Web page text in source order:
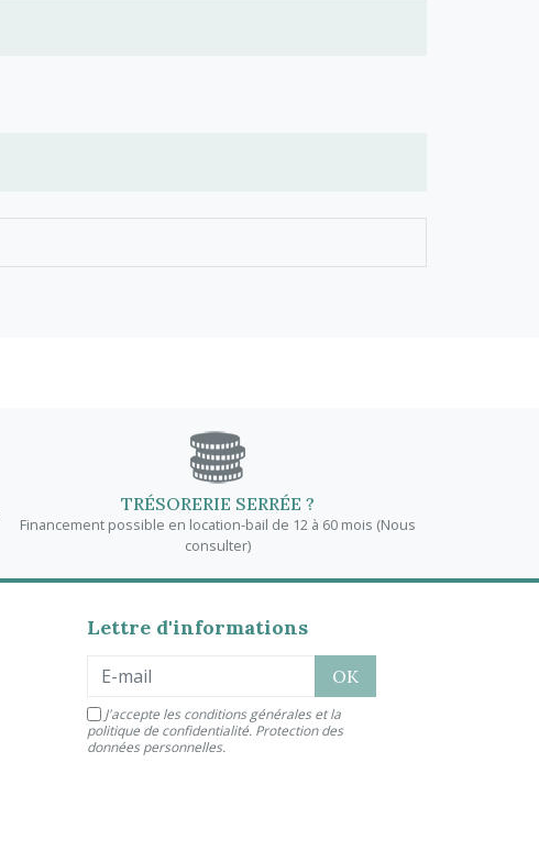
TRÉSORERIE SERRÉE ?
Financement possible en location-bail de 12 à 60 mois (Nous
consulter)
Lettre d'informations
J'accepte les conditions générales et la
politique de confidentialité. Protection des
données personnelles.